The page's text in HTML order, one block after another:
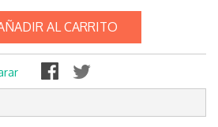
AL CARRITO